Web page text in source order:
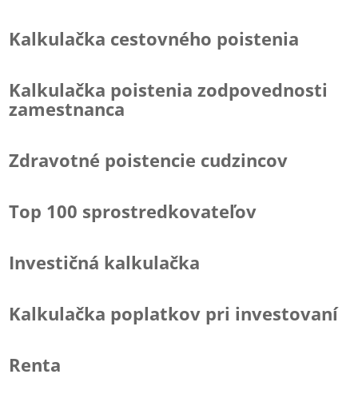
Kalkulačka cestovného poistenia
Kalkulačka poistenia zodpovednosti
zamestnanca
Zdravotné poistencie cudzincov
Top 100 sprostredkovateľov
Investičná kalkulačka
Kalkulačka poplatkov pri investovaní
Renta